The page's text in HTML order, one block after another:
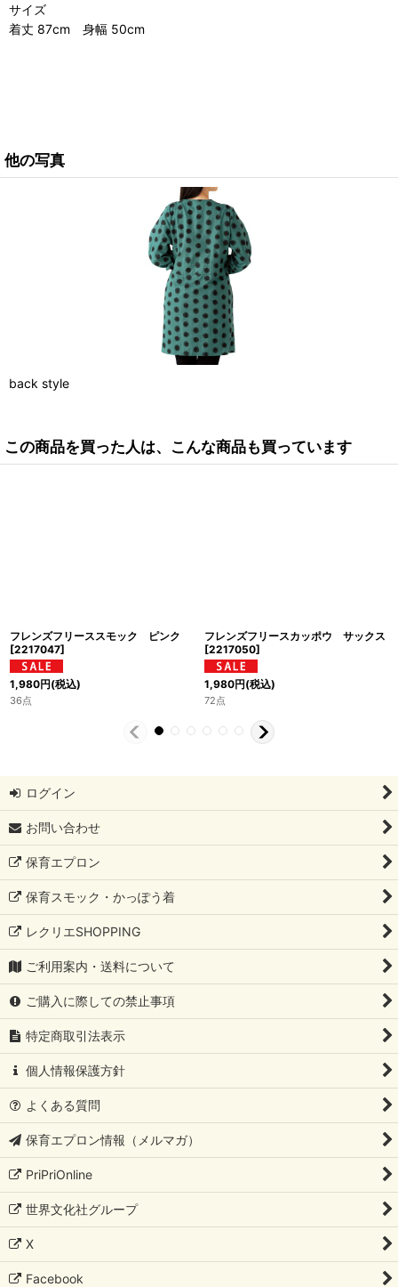
サイズ
着丈 87cm 身幅 50cm
他の写真
back style
この商品を買った人は、こんな商品も買っています
フレンズフリーススモック ピンク
[2217047]
1,980円(税込)
36点
フレンズフリースカッポウ サックス
[2217050]
1,980円(税込)
72点
ログイン
お問い合わせ
保育エプロン
保育スモック・かっぽう着
レクリエSHOPPING
ご利用案内・送料について
ご購入に際しての禁止事項
特定商取引法表示
個人情報保護方針
よくある質問
保育エプロン情報（メルマガ）
PriPriOnline
世界文化社グループ
X
Facebook